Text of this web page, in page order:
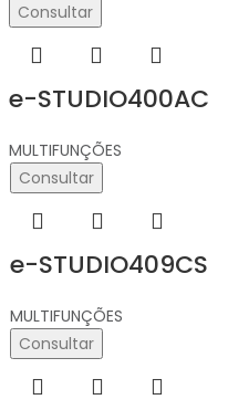
Consultar
e-STUDIO400AC
MULTIFUNÇÕES
Consultar
e-STUDIO409CS
MULTIFUNÇÕES
Consultar